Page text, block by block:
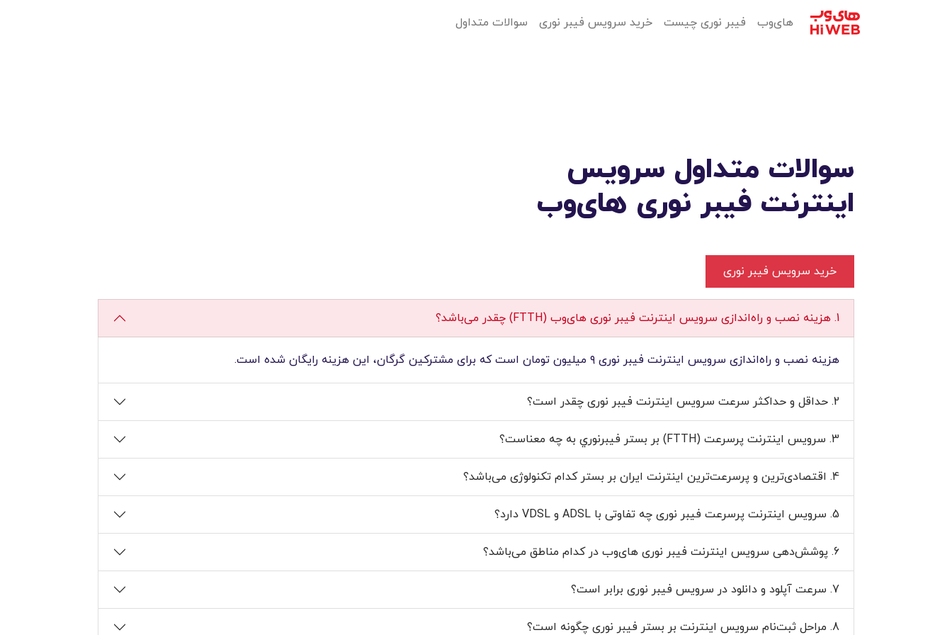
های‌وب فیبر نوری چیست خرید سرویس فیبر نوری سوالات متداول
سوالات متداول سرویس
اینترنت فیبر نوری های‌وب
خرید سرویس فیبر نوری
1. هزینه نصب و راه‌‌اندازی سرویس اینترنت فیبر نوری های‌وب (FTTH) چقدر می‌باشد؟
هزینه نصب و راه‌اندازی سرویس اینترنت فیبر نوری ۹ میلیون تومان است که برای مشترکین گرگان، این هزینه رایگان شده است.
2. حداقل و حداکثر سرعت سرویس اینترنت فیبر نوری چقدر است؟
3. سرویس اینترنت پرسرعت (FTTH) بر بستر فيبرنوري به چه معناست؟
4. اقتصادی‌ترین و پرسرعت‌ترین اینترنت ایران بر بستر کدام تکنولوژی می‌باشد؟
5. سرویس اینترنت پرسرعت فیبر نوری چه تفاوتی با ADSL و VDSL دارد؟
6. پوشش‌دهی سرویس اینترنت فیبر نوری های‌وب در کدام مناطق می‌باشد؟
7. سرعت آپلود و دانلود در سرویس فیبر نوری برابر است؟
8. مراحل ثبت‌نام سرویس اینترنت بر بستر فیبر نوری چگونه است؟